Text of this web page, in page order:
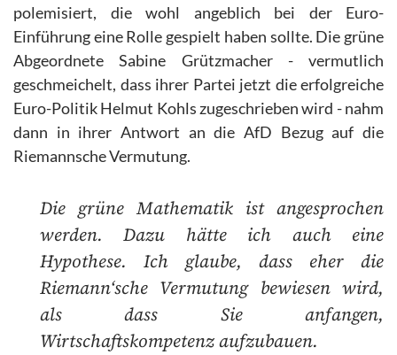
polemisiert, die wohl angeblich bei der Euro-
Einführung eine Rolle gespielt haben sollte. Die grüne
Abgeordnete Sabine Grützmacher - vermutlich
geschmeichelt, dass ihrer Partei jetzt die erfolgreiche
Euro-Politik Helmut Kohls zugeschrieben wird - nahm
dann in ihrer Antwort an die AfD Bezug auf die
Riemannsche Vermutung.
Die grüne Mathematik ist angesprochen
werden. Dazu hätte ich auch eine
Hypothese. Ich glaube, dass eher die
Riemann‘sche Vermutung bewiesen wird,
als dass Sie anfangen,
Wirtschaftskompetenz aufzubauen.